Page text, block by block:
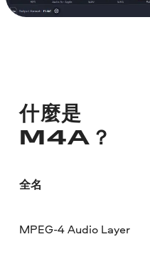
什麼是
M4A？
全名
MPEG-4 Audio Layer